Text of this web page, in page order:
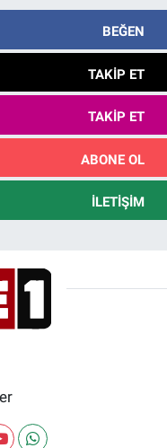
BEĞEN
TAKIP ET
TAKIP ET
ABONE OL
İLETIŞIM